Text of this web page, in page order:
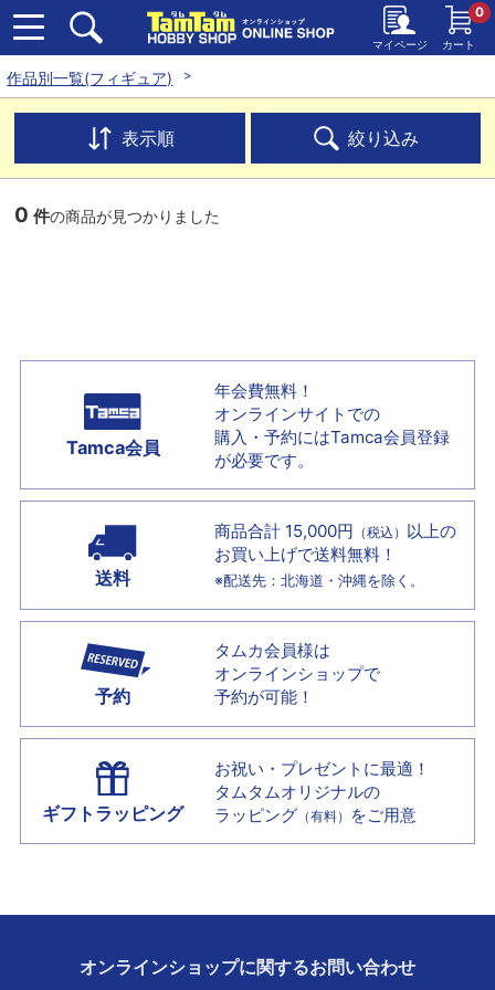
マイページ カート
0
作品別一覧(フィギュア)
表示順 絞り込み
0 件の商品が見つかりました
Tamca会員
年会費無料！
オンラインサイトでの
購入・予約にはTamca会員登録
が必要です。
送料
商品合計 15,000円 （税込） 以上の
お買い上げで送料無料！
※配送先：北海道・沖縄を除く。
予約
タムカ会員様は
オンラインショップで
予約が可能！
ギフトラッピング
お祝い・プレゼントに最適！
タムタムオリジナルの
ラッピング （有料） をご用意
オンラインショップに関するお問い合わせ